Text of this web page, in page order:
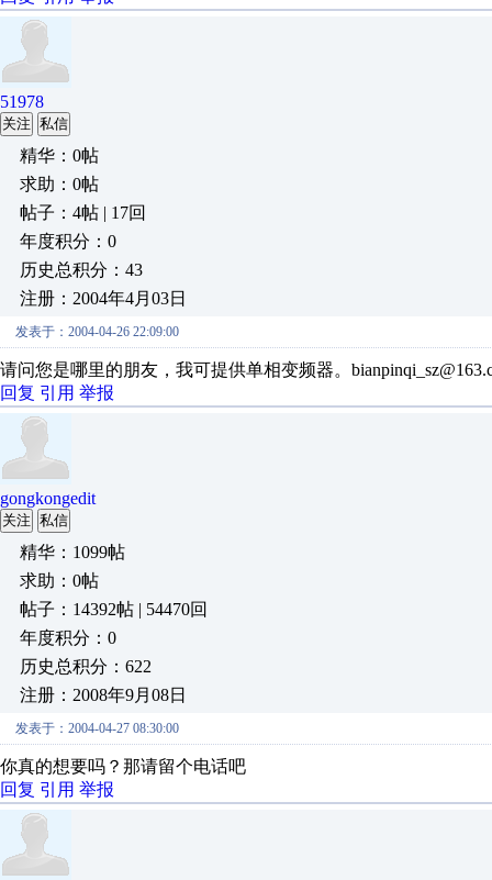
51978
关注 私信
精华：0帖
求助：0帖
帖子：4帖 | 17回
年度积分：0
历史总积分：43
注册：2004年4月03日
发表于：2004-04-26 22:09:00
请问您是哪里的朋友，我可提供单相变频器。
回复 引用 举报
gongkongedit
关注 私信
精华：1099帖
求助：0帖
帖子：14392帖 | 54470回
年度积分：0
历史总积分：622
注册：2008年9月08日
发表于：2004-04-27 08:30:00
你真的想要吗？那请留个电话吧
回复 引用 举报